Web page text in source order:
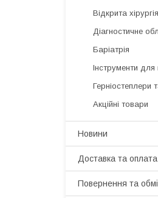
Відкрита хірургія
Діагностичне
Баріатрія
Інструменти для
Герніостеплери
Акційні товари
Новини
Доставка та оплата
Повернення та